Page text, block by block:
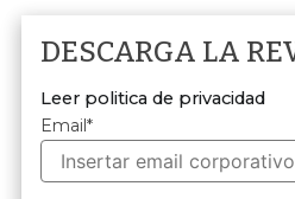
DESCARGA LA
Leer politica de privacidad
Email*